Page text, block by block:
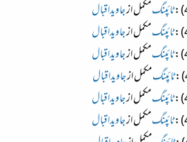
ٹائپنگ مکمل ازجاویداقبال
ٹائپنگ مکمل ازجاویداقبال
ٹائپنگ مکمل ازجاویداقبال
ٹائپنگ مکمل ازجاویداقبال
ٹائپنگ مکمل ازجاویداقبال
ٹائپنگ مکمل ازجاویداقبال